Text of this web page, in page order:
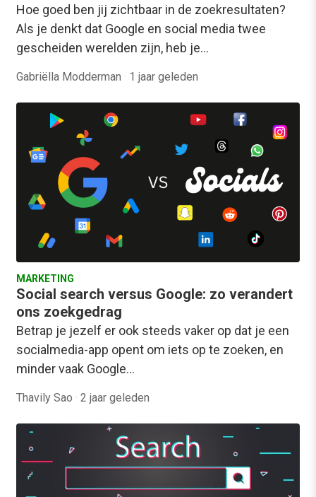
Hoe goed ben jij zichtbaar in de zoekresultaten?
Als je denkt dat Google en social media twee
gescheiden werelden zijn, heb je…
Gabriëlla Modderman · 1 jaar geleden
MARKETING
Social search versus Google: zo verandert
ons zoekgedrag
Betrap je jezelf er ook steeds vaker op dat je een
socialmedia-app opent om iets op te zoeken, en
minder vaak Google…
Thavily Sao · 2 jaar geleden